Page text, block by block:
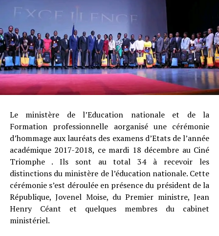
Le ministère de l’Education nationale et de la
Formation professionnelle aorganisé une cérémonie
d’hommage aux lauréats des examens d’Etats de l’année
académique 2017-2018, ce mardi 18 décembre au Ciné
Triomphe . Ils sont au total 34 à recevoir les
distinctions du ministère de l’éducation nationale. Cette
cérémonie s’est déroulée en présence du président de la
République, Jovenel Moise, du Premier ministre, Jean
Henry Céant et quelques membres du cabinet
ministériel.